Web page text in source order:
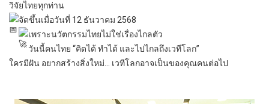
วิจัยไทยทุกท่าน
จัดขึ้นเมื่อวันที่ 12 ธันวาคม 2568
เพราะนวัตกรรมไทยไม่ใช่เรื่องไกลตัว
วันนี้คนไทย “คิดได้ ทำได้ และไปไกลถึงเวทีโลก”
ใครมีฝัน อยากสร้างสิ่งใหม่… เวทีโลกอาจเป็นของคุณคนต่อไป